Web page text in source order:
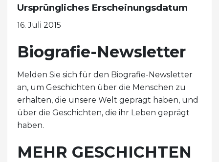
Ursprüngliches Erscheinungsdatum
16. Juli 2015
Biografie-Newsletter
Melden Sie sich für den Biografie-Newsletter
an, um Geschichten über die Menschen zu
erhalten, die unsere Welt geprägt haben, und
über die Geschichten, die ihr Leben geprägt
haben.
MEHR GESCHICHTEN